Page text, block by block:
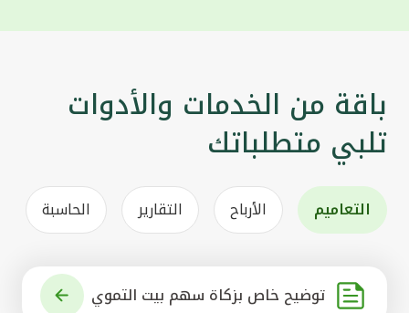
باقة من الخدمات والأدوات
تلبي متطلباتك
التعاميم الأرباح التقارير الحاسبة
توضيح خاص بزكاة سهم بيت التموي